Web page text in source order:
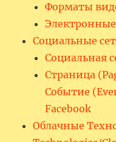
Форматы
Социальные
Социальная
Страница
Событие
Facebook
Облачные